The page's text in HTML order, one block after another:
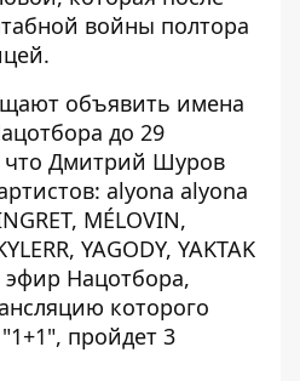
войны полтора
объявить имена
до 29
что Дмитрий Шуров
alyona alyona
MÉLOVIN,
YAGODY, YAKTAK
Нацотбора,
которого
пройдет 3